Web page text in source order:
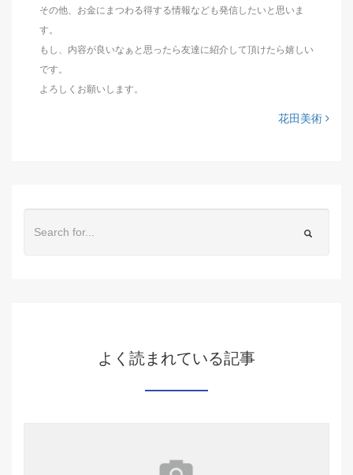
その他、お金にまつわる得する情報なども発信したいと思いま
す。
もし、内容が良いなぁと思ったら友達に紹介して頂けたら嬉しい
です。
よろしくお願いします。
花田美術
よく読まれている記事